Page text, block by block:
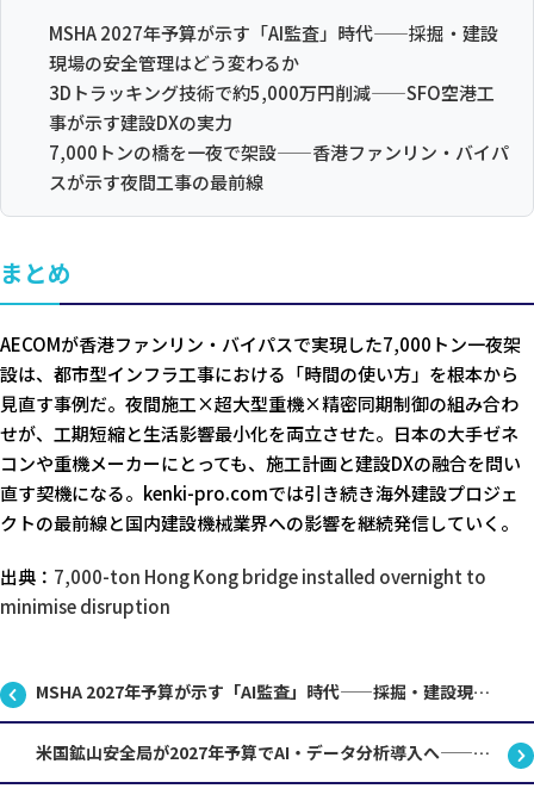
MSHA 2027年予算が示す「AI監査」時代——採掘・建設
現場の安全管理はどう変わるか
3Dトラッキング技術で約5,000万円削減——SFO空港工
事が示す建設DXの実力
7,000トンの橋を一夜で架設——香港ファンリン・バイパ
スが示す夜間工事の最前線
まとめ
AECOMが香港ファンリン・バイパスで実現した7,000トン一夜架
設は、都市型インフラ工事における「時間の使い方」を根本から
見直す事例だ。夜間施工×超大型重機×精密同期制御の組み合わ
せが、工期短縮と生活影響最小化を両立させた。日本の大手ゼネ
コンや重機メーカーにとっても、施工計画と建設DXの融合を問い
直す契機になる。kenki-pro.comでは引き続き海外建設プロジェ
クトの最前線と国内建設機械業界への影響を継続発信していく。
出典： 7,000-ton Hong Kong bridge installed overnight to
minimise disruption
MSHA 2027年予算が示す「AI監査」時代——採掘・建設現場の安全管理はどう変わるか
米国鉱山安全局が2027年予算でAI・データ分析導入へ——日本の建設業に何をもたらすか